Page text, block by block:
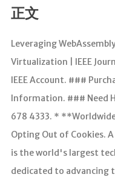
正文
Leveraging
Virtualization | IEEE
IEEE Account. ###
Information. ### Need
678 4333. *
Opting Out of Cookies.
is the world's largest
dedicated to